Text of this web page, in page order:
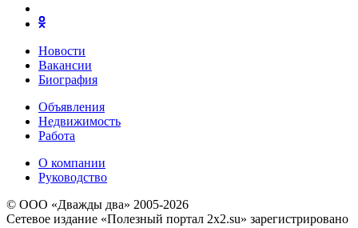
Новости
Вакансии
Биография
Объявления
Недвижимость
Работа
О компании
Руководство
© ООО «Дважды два» 2005-2026
Сетевое издание «Полезный портал 2x2.su» зарегистрировано